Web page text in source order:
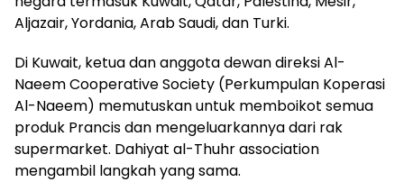
Aljazair, Yordania, Arab Saudi, dan Turki.
Di Kuwait, ketua dan anggota dewan direksi Al-
Naeem Cooperative Society (Perkumpulan Koperasi
Al-Naeem) memutuskan untuk memboikot semua
produk Prancis dan mengeluarkannya dari rak
supermarket. Dahiyat al-Thuhr association
mengambil langkah yang sama.